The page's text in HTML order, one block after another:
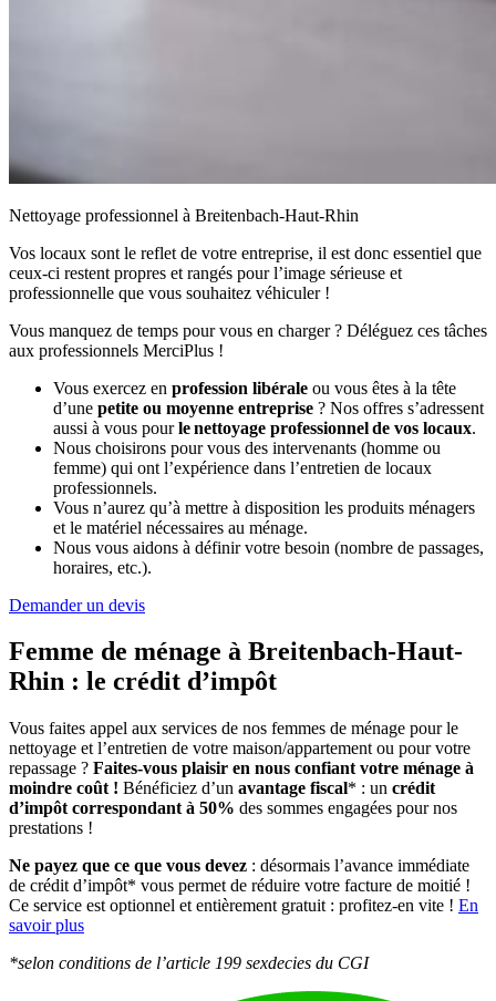
Nettoyage professionnel à Breitenbach-Haut-Rhin
Vos locaux sont le reflet de votre entreprise, il est donc essentiel que
ceux-ci restent propres et rangés pour l’image sérieuse et
professionnelle que vous souhaitez véhiculer !
Vous manquez de temps pour vous en charger ? Déléguez ces tâches
aux professionnels MerciPlus !
Vous exercez en profession libérale ou vous êtes à la tête
d’une petite ou moyenne entreprise ? Nos offres s’adressent
aussi à vous pourle nettoyage professionnel de vos locaux.
Nous choisirons pour vous des intervenants (homme ou
femme) qui ont l’expérience dans l’entretien de locaux
professionnels.
Vous n’aurez qu’à mettre à disposition les produits ménagers
et le matériel nécessaires au ménage.
Nous vous aidons à définir votre besoin (nombre de passages,
horaires, etc.).
Demander un devis
Femme de ménage à Breitenbach-Haut-
Rhin : le crédit d’impôt
Vous faites appel aux services de nos femmes de ménage pour le
nettoyage et l’entretien de votre maison/appartement ou pour votre
repassage ? Faites-vous plaisir en nous confiant votre ménage à
moindre coût ! Bénéficiez d’un avantage fiscal* : un crédit
d’impôt correspondant à 50% des sommes engagées pour nos
prestations !
Ne payez que ce que vous devez : désormais l’avance immédiate
de crédit d’impôt* vous permet de réduire votre facture de moitié !
Ce service est optionnel et entièrement gratuit : profitez-en vite ! En
savoir plus
*selon conditions de l’article 199 sexdecies du CGI